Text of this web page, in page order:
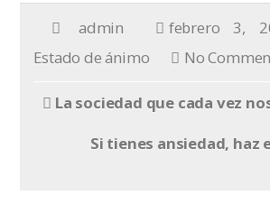
admin
febrero 3,
Estado de ánimo
No
La sociedad que cada vez
Si tienes ansiedad, haz